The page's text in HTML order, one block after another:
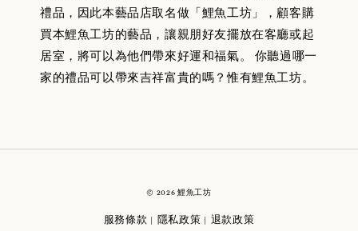
禮品，因此本藝品店取名做「鯉魚工坊」，顧客購
買本鯉魚工坊的藝品，讓親朋好友擺放在客廳或起
居室，將可以為他們帶來好運和福氣。 你聽過哪一
家的禮品可以帶來吉祥富貴的嗎？惟有鯉魚工坊。
© 2026 鯉魚工坊
服務條款 隱私政策 退款政策